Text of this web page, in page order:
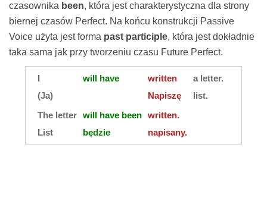
czasownika been, która jest charakterystyczna dla strony
biernej czasów Perfect. Na końcu konstrukcji Passive
Voice użyta jest forma past participle, która jest dokładnie
taka sama jak przy tworzeniu czasu Future Perfect.
I will have written
a letter.
(Ja)
Napiszę
list.
The letter will have been written.
List
będzie napisany.